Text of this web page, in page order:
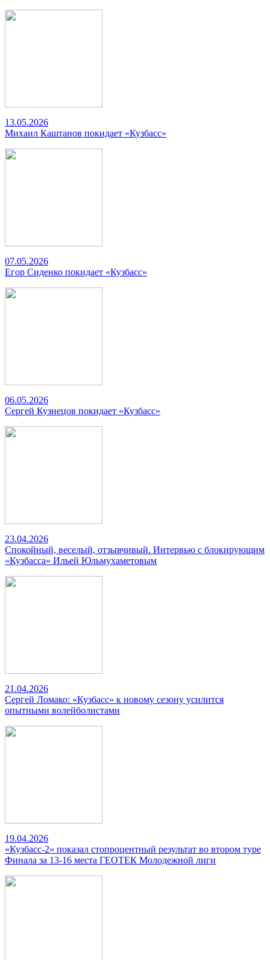
13.05.2026
Михаил Каштанов покидает «Кузбасс»
07.05.2026
Егор Сиденко покидает «Кузбасс»
06.05.2026
Сергей Кузнецов покидает «Кузбасс»
23.04.2026
Спокойный, веселый, отзывчивый. Интервью с блокирующим
«Кузбасса» Ильей Юльмухаметовым
21.04.2026
Сергей Ломако: «Кузбасс» к новому сезону усилится
опытными волейболистами
19.04.2026
«Кузбасс-2» показал стопроцентный результат во втором туре
Финала за 13-16 места ГЕОТЕК Молодежной лиги